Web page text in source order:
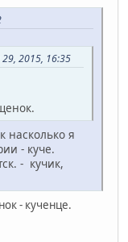
2015, 16:35
насколько я
- куче.
- кучик,
- кученце.